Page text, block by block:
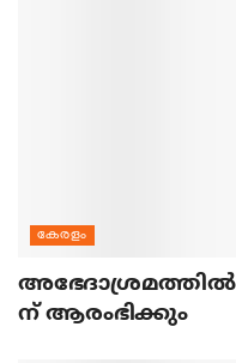
കേരളം
ന് ആരംഭിക്കും